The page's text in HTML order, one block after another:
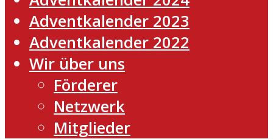
Adventkalender 2023
Adventkalender 2022
Wir über uns
Förderer
Netzwerk
Mitglieder